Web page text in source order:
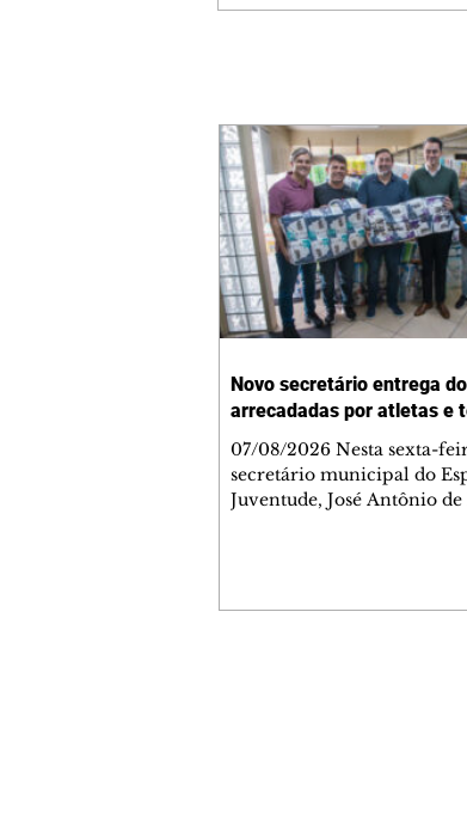
Novo secretário entrega
arrecadadas por atletas e
07/08/2026 Nesta sexta-
secretário municipal do
Juventude, José Antônio